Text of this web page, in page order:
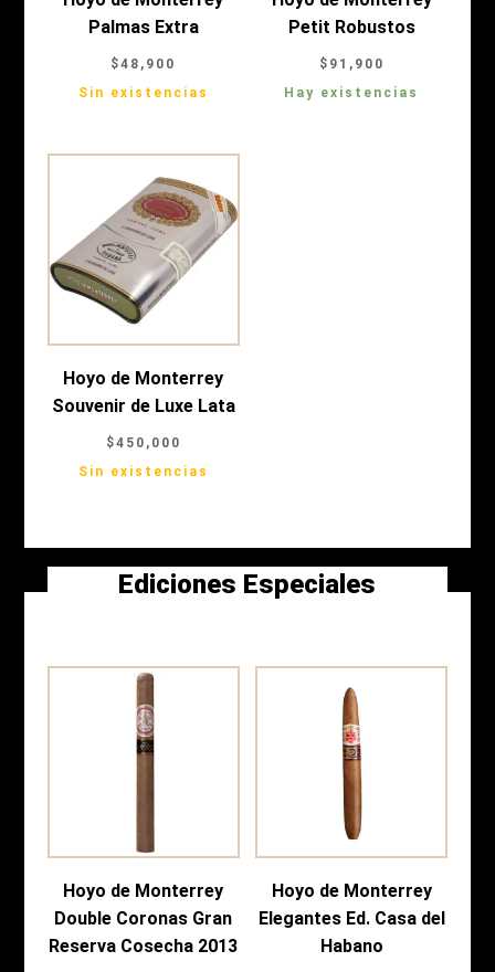
Palmas Extra
$48,900
Sin existencias
Petit Robustos
$ 91,900
Hay existencias
Hoyo de Monterrey
Souvenir de Luxe Lata
$450,000
Sin existencias
Ediciones Especiales
Hoyo de Monterrey
Double Coronas Gran
Reserva Cosecha 2013
Hoyo de Monterrey
Elegantes Ed. Casa del
Habano